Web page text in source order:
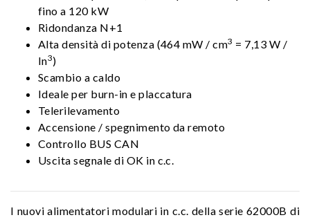
fino a 120 kW
Ridondanza N+1
Alta densità di potenza (464 mW / cm3 = 7,13 W /
In3)
Scambio a caldo
Ideale per burn-in e placcatura
Telerilevamento
Accensione / spegnimento da remoto
Controllo BUS CAN
Uscita segnale di OK in c.c.
I nuovi alimentatori modulari in c.c. della serie 62000B di